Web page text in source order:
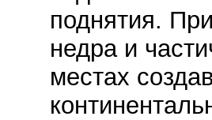
поднятия.
недра и
местах